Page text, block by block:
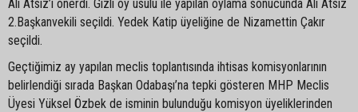
Ali Atsız’ı önerdi. Gizli oy usulü ile yapılan oylama sonucunda Ali Atsız
2.Başkanvekili seçildi. Yedek Katip üyeliğine de Nizamettin Çakır
seçildi.
Geçtiğimiz ay yapılan meclis toplantısında ihtisas komisyonlarının
belirlendiği sırada Başkan Odabaşı’na tepki gösteren MHP Meclis
Üyesi Yüksel Özbek de isminin bulunduğu komisyon üyeliklerinden